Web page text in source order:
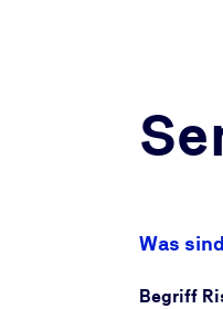
Was
Begriff